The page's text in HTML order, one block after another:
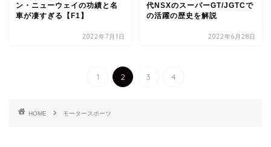
ン・ニューウェイの功績と名
車が凄すぎる【F1】
2022年7月1日
代NSXのスーパーGT/JGTCで
の活躍の歴史を解説
2022年6月28日
1 2 3 4
HOME モータースポーツ